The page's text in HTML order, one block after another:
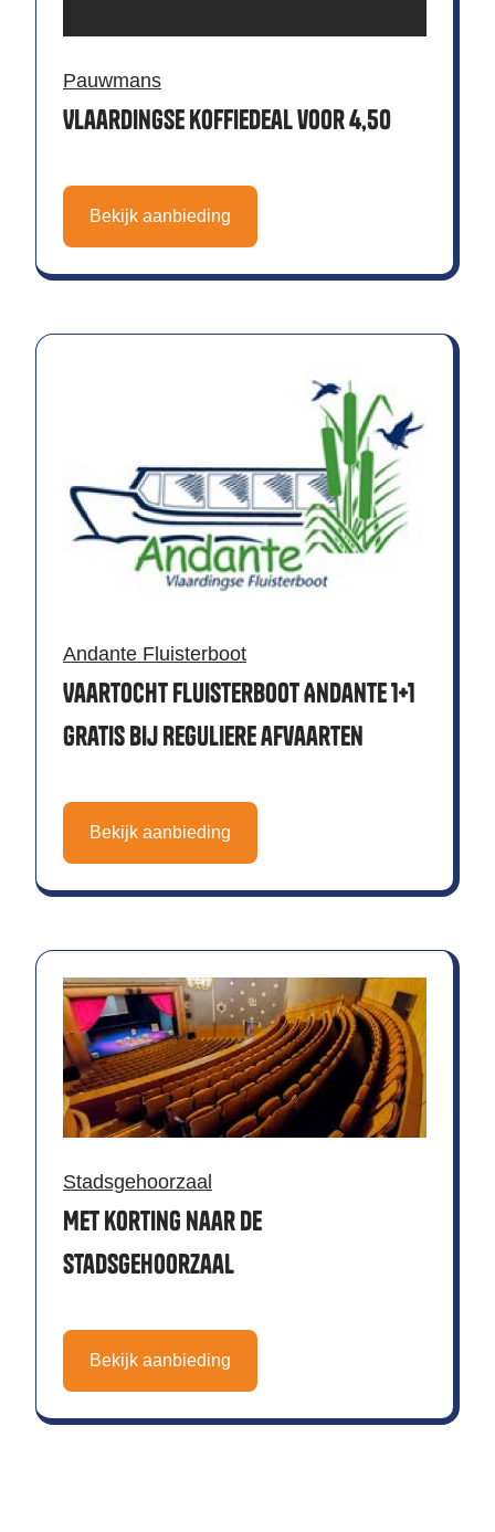
Pauwmans
Vlaardingse koffiedeal voor 4,50
Bekijk aanbieding
Andante Fluisterboot
Vaartocht Fluisterboot Andante 1+1
gratis bij Reguliere afvaarten
Bekijk aanbieding
Stadsgehoorzaal
Met korting naar de
Stadsgehoorzaal
Bekijk aanbieding